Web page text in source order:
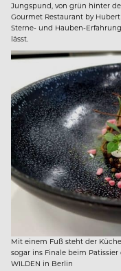
Jungspund, von grün hinter
Gourmet Restaurant by
Sterne- und Hauben-
lässt.
Mit einem Fuß steht der
sogar ins Finale beim Patissier
WILDEN in Berlin